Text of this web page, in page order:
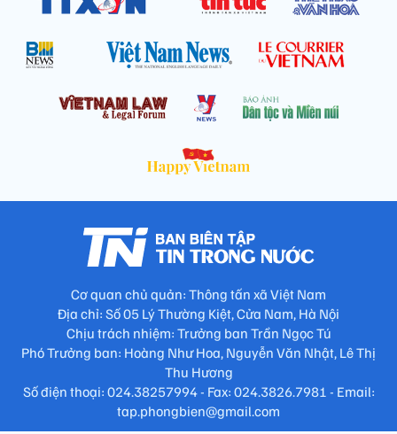
Cơ quan chủ quản: Thông tấn xã Việt Nam
Địa chỉ: Số 05 Lý Thường Kiệt, Cửa Nam, Hà Nội
Chịu trách nhiệm: Trưởng ban Trần Ngọc Tú
Phó Trưởng ban: Hoàng Như Hoa, Nguyễn Văn Nhật, Lê Thị
Thu Hương